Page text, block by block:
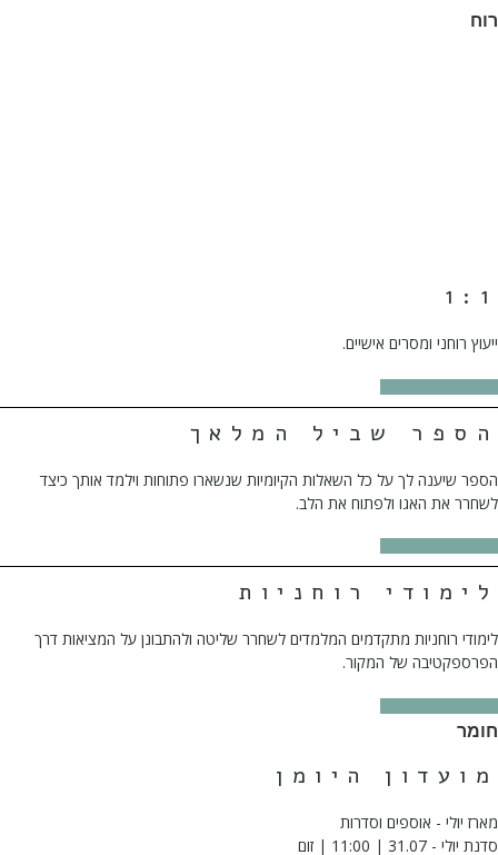
רוח
1:1
ייעוץ רוחני ומסרים אישיים.
הספר שביל המלאך
הספר שיענה לך על כל השאלות הקיומיות שנשארו פתוחות וילמד אותך כיצד
לשחרר את האגו ולפתוח את הלב.
לימודי רוחניות
לימודי רוחניות מתקדמים המלמדים לשחרר שליטה ולהתבונן על המציאות דרך
הפרספקטיבה של המקור.
חומר
מועדון היומן
מארז יולי - אוספים וסדרות
סדנת יולי - 31.07 | 11:00 | זום